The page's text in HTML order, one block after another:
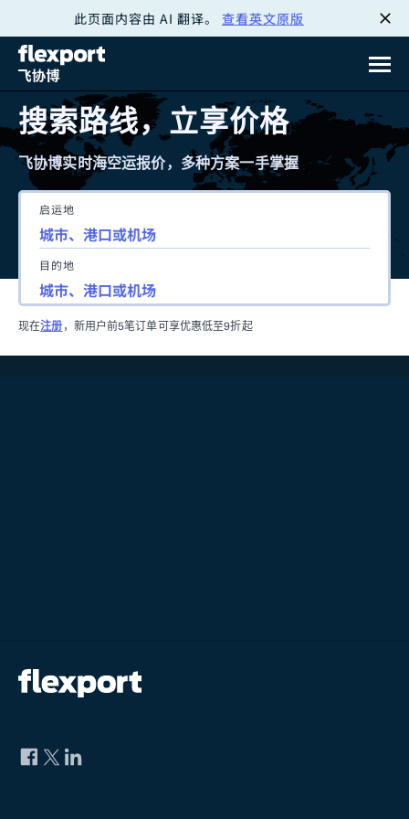
此页面内容由 AI 翻译。 查看英文原版
搜索路线，立享价格
飞协博实时海空运报价，多种方案一手掌握
启运地
目的地
现在注册 ，新用户前5笔订单可享优惠低至9折起